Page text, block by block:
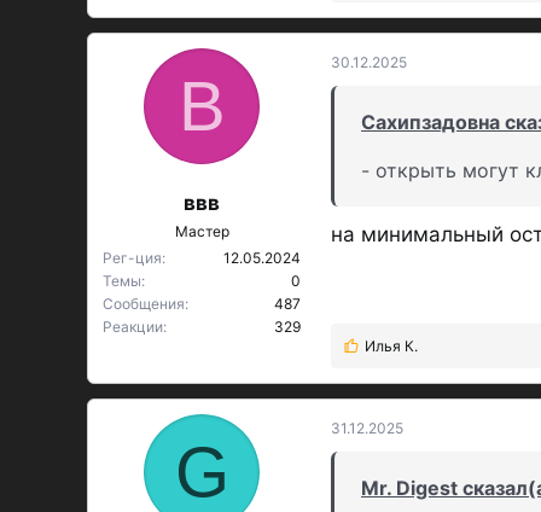
е
а
к
В
ввв
Мастер
Рег-ция
12.05.2024
Темы
0
Сообщения
487
Реакции
329
30.12.2025
Сахипзадовна
- открыть могут
на минимальный
Р
а
к
Илья К.
G
31.12.2025
Mr. Digest